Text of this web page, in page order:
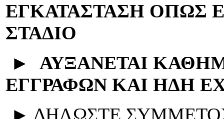
ΕΓΚΑΤΑΣΤΑΣΗ ΟΠΩΣ
ΣΤΑΔΙΟ
► ΑΥΞΑΝΕΤΑΙ
ΕΓΓΡΑΦΩΝ ΚΑΙ ΗΔΗ
► ΔΗΛΩΣΤΕ